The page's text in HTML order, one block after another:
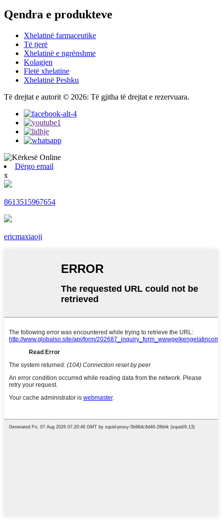
Qendra e produkteve
Xhelatinë farmaceutike
Të tjerë
Xhelatinë e ngrënshme
Kolagjen
Fletë xhelatine
Xhelatinë Peshku
Të drejtat e autorit © 2026: Të gjitha të drejtat e rezervuara.
Dërgo email
x
8613515967654
ericmaxiaoji